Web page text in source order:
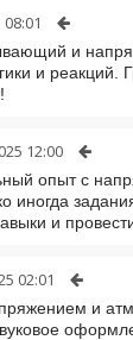
и
и
12:00
опыт с
иногда
и
02:01
и